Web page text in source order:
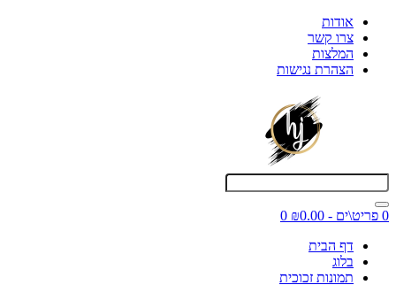
אודות
צרו קשר
המלצות
הצהרת נגישות
0 פריט\ים - ₪0.00
0
דף הבית
בלוג
תמונות זכוכית